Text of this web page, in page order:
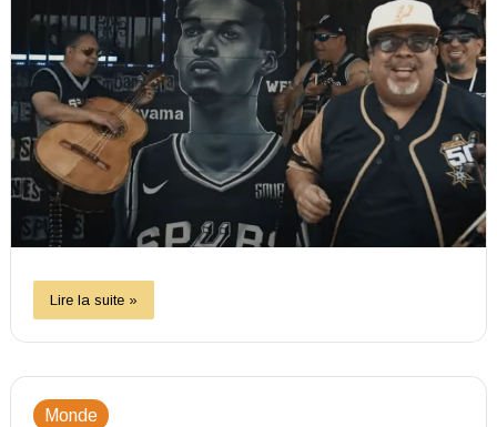
Lire la suite »
Monde